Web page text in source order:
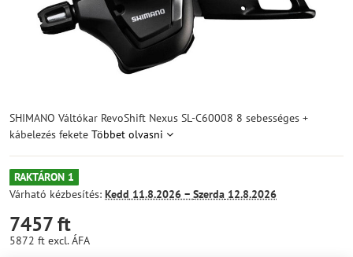
SHIMANO Váltókar RevoShift Nexus SL-C60008 8 sebességes +
kábelezés fekete Többet olvasni
RAKTÁRON 1
Várható kézbesítés: Kedd 11.8.2026 − Szerda 12.8.2026
7457 ft
5872 ft excl. ÁFA